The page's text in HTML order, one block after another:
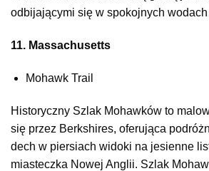
odbijającymi się w spokojnych
11. Massachusetts
Mohawk Trail
Historyczny Szlak Mohawków to
się przez Berkshires, oferująca
dech w piersiach widoki na jesienne
miasteczka Nowej Anglii. Szlak